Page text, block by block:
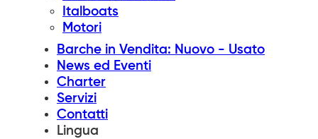
Italboats
Motori
Barche in Vendita: Nuovo - Usato
News ed Eventi
Charter
Servizi
Contatti
Lingua